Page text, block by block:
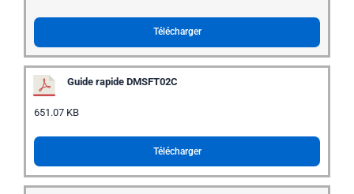
Télécharger
Guide rapide DMSFT02C
651.07 KB
Télécharger